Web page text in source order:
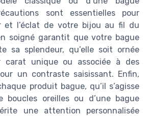
sont essentielles pour
et l’éclat de votre bijou au fil du
soigné garantit que votre bague
sa splendeur, qu’elle soit ornée
carat unique ou associée à des
un contraste saisissant. Enfin,
produit bague, qu’il s’agisse
boucles oreilles ou d’une bague
une attention personnalisée